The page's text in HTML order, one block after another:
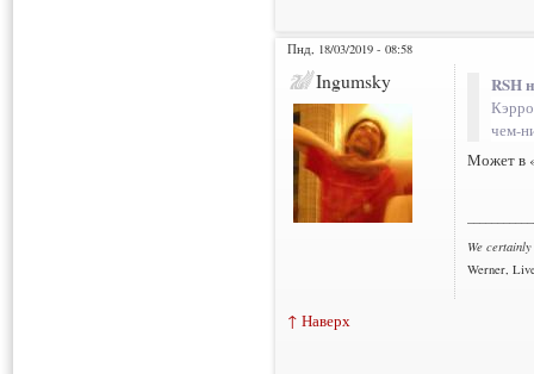
Пнд, 18/03/2019 - 08:58
Ingumsky RSH
чем-
Может в
We
Werner,
↑ Наверх